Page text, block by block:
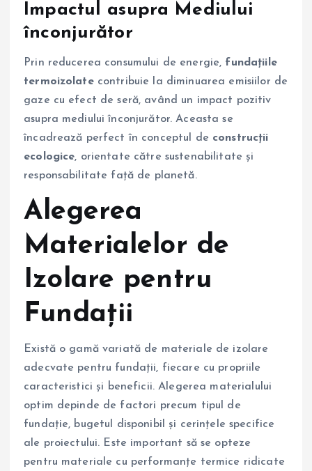
Impactul asupra Mediului
înconjurător
Prin reducerea consumului de energie, fundațiile
termoizolatecontribuie la diminuarea emisiilor de
gaze cu efect de seră, având un impact pozitiv
asupra mediului înconjurător. Aceasta se
încadrează perfect în conceptul de construcții
ecologice, orientate către sustenabilitate și
responsabilitate față de planetă.
Alegerea
Materialelor de
Izolare pentru
Fundații
Există o gamă variată de materiale de izolare
adecvate pentru fundații, fiecare cu propriile
caracteristici și beneficii. Alegerea materialului
optim depinde de factori precum tipul de
fundație, bugetul disponibil și cerințele specifice
ale proiectului. Este important să se opteze
pentru materiale cu performanțe termice ridicate